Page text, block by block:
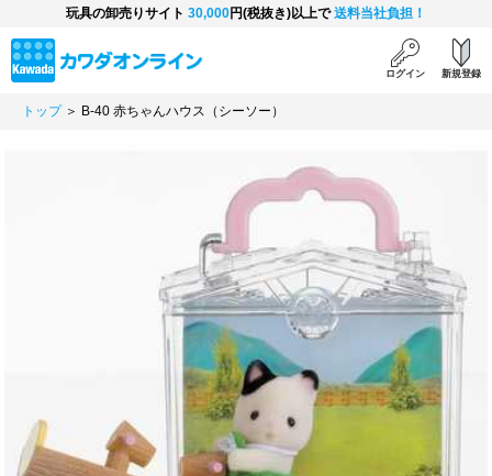
玩具の卸売りサイト 30,000円(税抜き)以上で送料当社負担！
ログイン 新規登録
トップ＞ B-40 赤ちゃんハウス（シーソー）